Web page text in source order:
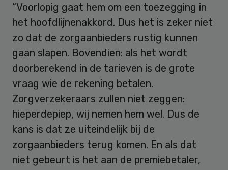
“Voorlopig gaat hem om een toezegging in
het hoofdlijnenakkord. Dus het is zeker niet
zo dat de zorgaanbieders rustig kunnen
gaan slapen. Bovendien: als het wordt
doorberekend in de tarieven is de grote
vraag wie de rekening betalen.
Zorgverzekeraars zullen niet zeggen:
hieperdepiep, wij nemen hem wel. Dus de
kans is dat ze uiteindelijk bij de
zorgaanbieders terug komen. En als dat
niet gebeurt is het aan de premiebetaler,